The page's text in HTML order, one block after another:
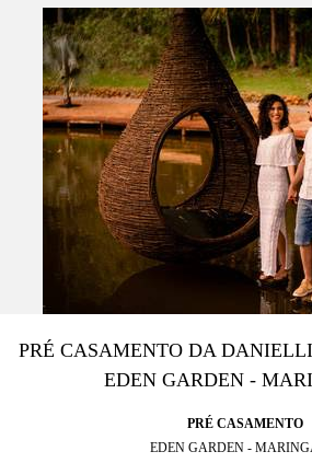
PRÉ CASAMENTO DA
EDEN GARDEN -
PRÉ CASAMENTO
EDEN GARDEN -